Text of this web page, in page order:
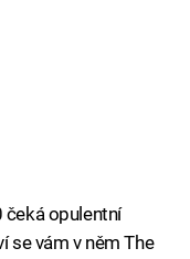
čeká opulentní
se vám v něm The